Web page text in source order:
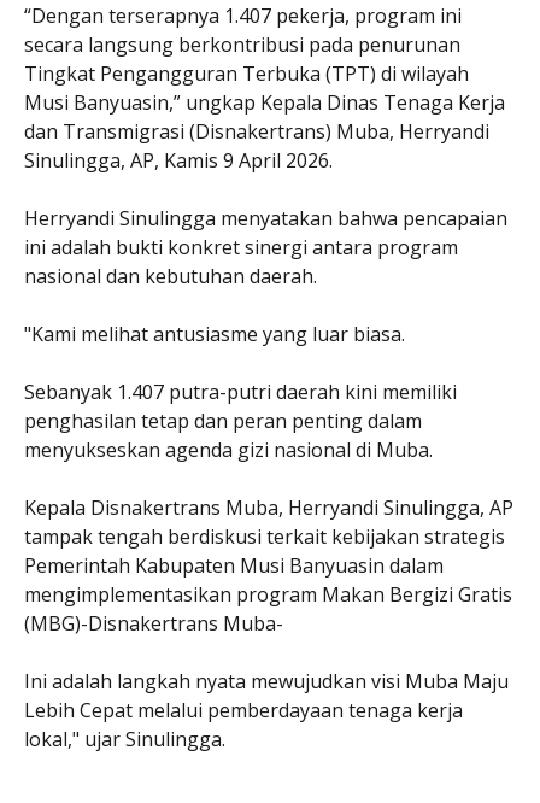
“Dengan terserapnya 1.407 pekerja, program ini
secara langsung berkontribusi pada penurunan
Tingkat Pengangguran Terbuka (TPT) di wilayah
Musi Banyuasin,” ungkap Kepala Dinas Tenaga Kerja
dan Transmigrasi (Disnakertrans) Muba, Herryandi
Sinulingga, AP, Kamis 9 April 2026.
Herryandi Sinulingga menyatakan bahwa pencapaian
ini adalah bukti konkret sinergi antara program
nasional dan kebutuhan daerah.
"Kami melihat antusiasme yang luar biasa.
Sebanyak 1.407 putra-putri daerah kini memiliki
penghasilan tetap dan peran penting dalam
menyukseskan agenda gizi nasional di Muba.
Kepala Disnakertrans Muba, Herryandi Sinulingga, AP
tampak tengah berdiskusi terkait kebijakan strategis
Pemerintah Kabupaten Musi Banyuasin dalam
mengimplementasikan program Makan Bergizi Gratis
(MBG)-Disnakertrans Muba-
Ini adalah langkah nyata mewujudkan visi Muba Maju
Lebih Cepat melalui pemberdayaan tenaga kerja
lokal," ujar Sinulingga.